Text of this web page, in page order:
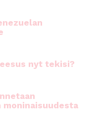
nyt tekisi?